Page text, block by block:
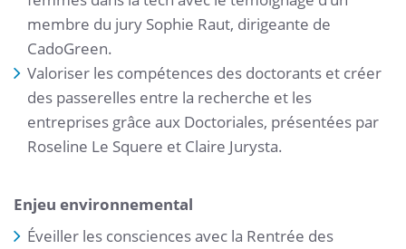
membre du jury Sophie Raut, dirigeante de
CadoGreen.
Valoriser les compétences des doctorants et créer
des passerelles entre la recherche et les
entreprises grâce aux Doctoriales, présentées par
Roseline Le Squere et Claire Jurysta.
Enjeu environnemental
Éveiller les consciences avec la Rentrée des